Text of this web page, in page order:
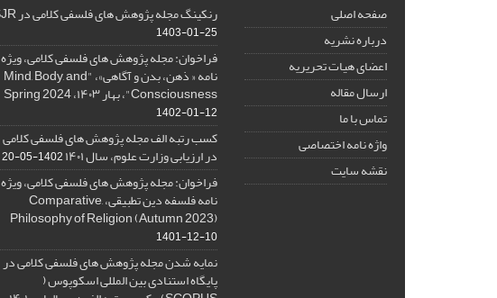
صفحه اصلی
درباره نشریه
اعضای هیات تحریریه
ارسال مقاله
تماس با ما
واژه نامه اختصاصی
نقشه سایت
رنکینگ مجله پژوهش های فلسفی کلامی در SJR
1403-01-25
فراخوان: مجله پژوهش های فلسفی کلامی، ویژه
نامه « ذهن، بدن و آگاهی»، "Mind, Body, and
Consciousness"، بهار ۱۴۰۳، Spring 2024
1402-01-12
کسب رتبه الف مجله پژوهش های فلسفی کلامی
در ارزیابی وزارت علوم، سال ۱۴۰۱ 1402-05-20
فراخوان: مجله پژوهش های فلسفی کلامی، ویژه
نامه فلسفه دین تطبیقی، ,Comparative
Philosophy of Religion (Autumn 2023)
1401-12-10
نمایه شدن مجله پژوهش های فلسفی کلامی در
پایگاه استنادی بین المللی اسکوپوس (